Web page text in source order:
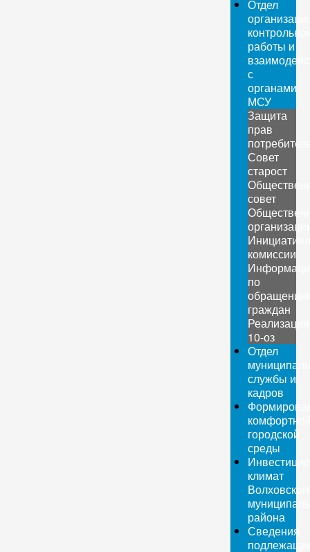
Отдел
работы и
с
органами
МСУ
Защита
прав
Совет
старост
совет
комиссии
по
граждан
Реализация
10-оз
Отдел
службы и
кадров
городской
среды
климат
района
Сведения,